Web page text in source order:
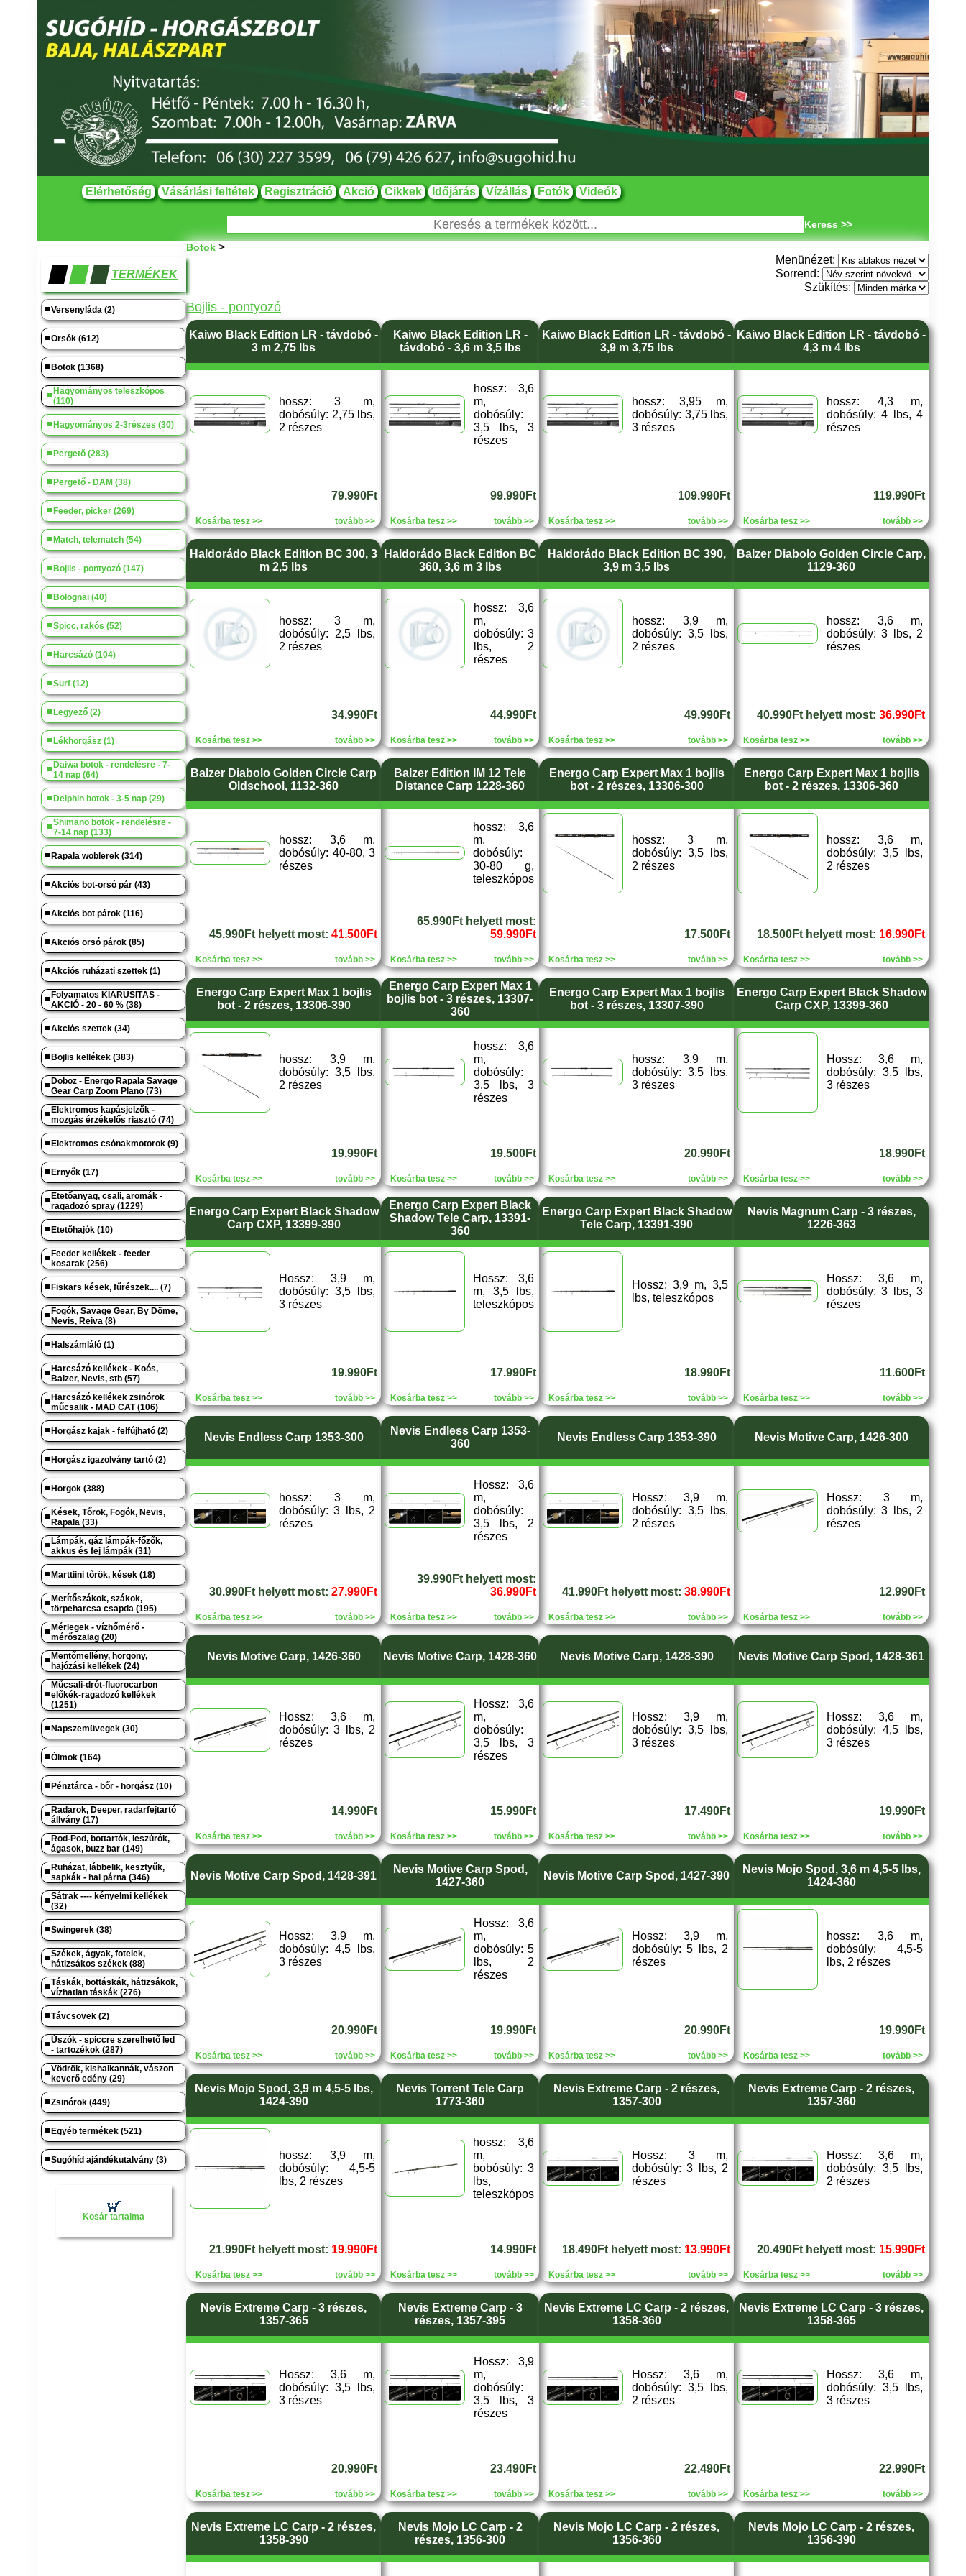
Elérhetőség Vásárlási feltétek Regisztráció Akció Cikkek Időjárás Vízállás Fotók Videók
Keress >>
TERMÉKEK
Versenyláda (2)
Orsók (612)
Botok (1368)
Hagyományos teleszkópos
(110)
Hagyományos 2-3részes (30)
Pergető (283)
Pergető - DAM (38)
Feeder, picker (269)
Match, telematch (54)
Bojlis - pontyozó (147)
Bolognai (40)
Spicc, rakós (52)
Harcsázó (104)
Surf (12)
Legyező (2)
Lékhorgász (1)
Daiwa botok - rendelésre - 7-
14 nap (64)
Delphin botok - 3-5 nap (29)
Shimano botok - rendelésre -
7-14 nap (133)
Rapala woblerek (314)
Akciós bot-orsó pár (43)
Akciós bot párok (116)
Akciós orsó párok (85)
Akciós ruházati szettek (1)
Folyamatos KIÁRUSÍTÁS -
AKCIÓ - 20 - 60 % (38)
Akciós szettek (34)
Bojlis kellékek (383)
Doboz - Energo Rapala Savage
Gear Carp Zoom Plano (73)
Elektromos kapásjelzők -
mozgás érzékelős riasztó (74)
Elektromos csónakmotorok (9)
Ernyők (17)
Etetőanyag, csali, aromák -
ragadozó spray (1229)
Etetőhajók (10)
Feeder kellékek - feeder
kosarak (256)
Fiskars kések, fűrészek.... (7)
Fogók, Savage Gear, By Döme,
Nevis, Reiva (8)
Halszámláló (1)
Harcsázó kellékek - Koós,
Balzer, Nevis, stb (57)
Harcsázó kellékek zsinórok
műcsalik - MAD CAT (106)
Horgász kajak - felfújható (2)
Horgász igazolvány tartó (2)
Horgok (388)
Kések, Tőrök, Fogók, Nevis,
Rapala (33)
Lámpák, gáz lámpák-főzők,
akkus és fej lámpák (31)
Marttiini tőrök, kések (18)
Merítőszákok, szákok,
törpeharcsa csapda (195)
Mérlegek - vízhőmérő -
mérőszalag (20)
Mentőmellény, horgony,
hajózási kellékek (24)
Műcsali-drót-fluorocarbon
előkék-ragadozó kellékek
(1251)
Napszemüvegek (30)
Ólmok (164)
Pénztárca - bőr - horgász (10)
Radarok, Deeper, radarfejtartó
állvány (17)
Rod-Pod, bottartók, leszúrók,
ágasok, buzz bar (149)
Ruházat, lábbelik, kesztyűk,
sapkák - hal párna (346)
Sátrak ---- kényelmi kellékek
(32)
Swingerek (38)
Székek, ágyak, fotelek,
hátizsákos székek (88)
Táskák, bottáskák, hátizsákok,
vízhatlan táskák (276)
Távcsövek (2)
Úszók - spiccre szerelhető led
- tartozékok (287)
Vödrök, kishalkannák, vászon
keverő edény (29)
Zsinórok (449)
Egyéb termékek (521)
Sugóhíd ajándékutalvány (3)
Kosár tartalma
Botok >
Menünézet:
Sorrend:
Szükítés:
Bojlis - pontyozó
Kaiwo Black Edition LR - távdobó -
3 m 2,75 lbs
hossz: 3 m,
dobósúly: 2,75 lbs,
2 részes
79.990Ft
Kosárba tesz >> tovább >>
Kaiwo Black Edition LR -
távdobó - 3,6 m 3,5 lbs
hossz: 3,6
m,
dobósúly:
3,5 lbs, 3
részes
99.990Ft
Kosárba tesz >> tovább >>
Kaiwo Black Edition LR - távdobó -
3,9 m 3,75 lbs
hossz: 3,95 m,
dobósúly: 3,75 lbs,
3 részes
109.990Ft
Kosárba tesz >> tovább >>
Kaiwo Black Edition LR - távdobó -
4,3 m 4 lbs
hossz: 4,3 m,
dobósúly: 4 lbs, 4
részes
119.990Ft
Kosárba tesz >> tovább >>
Haldorádo Black Edition BC 300, 3
m 2,5 lbs
hossz: 3 m,
dobósúly: 2,5 lbs,
2 részes
34.990Ft
Kosárba tesz >> tovább >>
Haldorádo Black Edition BC
360, 3,6 m 3 lbs
hossz: 3,6
m,
dobósúly: 3
lbs, 2
részes
44.990Ft
Kosárba tesz >> tovább >>
Haldorádo Black Edition BC 390,
3,9 m 3,5 lbs
hossz: 3,9 m,
dobósúly: 3,5 lbs,
2 részes
49.990Ft
Kosárba tesz >> tovább >>
Balzer Diabolo Golden Circle Carp,
1129-360
hossz: 3,6 m,
dobósúly: 3 lbs, 2
részes
40.990Ft helyett most: 36.990Ft
Kosárba tesz >> tovább >>
Balzer Diabolo Golden Circle Carp
Oldschool, 1132-360
hossz: 3,6 m,
dobósúly: 40-80, 3
részes
45.990Ft helyett most: 41.500Ft
Kosárba tesz >> tovább >>
Balzer Edition IM 12 Tele
Distance Carp 1228-360
hossz: 3,6
m,
dobósúly:
30-80 g,
teleszkópos
65.990Ft helyett most:
59.990Ft
Kosárba tesz >> tovább >>
Energo Carp Expert Max 1 bojlis
bot - 2 részes, 13306-300
hossz: 3 m,
dobósúly: 3,5 lbs,
2 részes
17.500Ft
Kosárba tesz >> tovább >>
Energo Carp Expert Max 1 bojlis
bot - 2 részes, 13306-360
hossz: 3,6 m,
dobósúly: 3,5 lbs,
2 részes
18.500Ft helyett most: 16.990Ft
Kosárba tesz >> tovább >>
Energo Carp Expert Max 1 bojlis
bot - 2 részes, 13306-390
hossz: 3,9 m,
dobósúly: 3,5 lbs,
2 részes
19.990Ft
Kosárba tesz >> tovább >>
Energo Carp Expert Max 1
bojlis bot - 3 részes, 13307-
360
hossz: 3,6
m,
dobósúly:
3,5 lbs, 3
részes
19.500Ft
Kosárba tesz >> tovább >>
Energo Carp Expert Max 1 bojlis
bot - 3 részes, 13307-390
hossz: 3,9 m,
dobósúly: 3,5 lbs,
3 részes
20.990Ft
Kosárba tesz >> tovább >>
Energo Carp Expert Black Shadow
Carp CXP, 13399-360
Hossz: 3,6 m,
dobósúly: 3,5 lbs,
3 részes
18.990Ft
Kosárba tesz >> tovább >>
Energo Carp Expert Black Shadow
Carp CXP, 13399-390
Hossz: 3,9 m,
dobósúly: 3,5 lbs,
3 részes
19.990Ft
Kosárba tesz >> tovább >>
Energo Carp Expert Black
Shadow Tele Carp, 13391-
360
Hossz: 3,6
m, 3,5 lbs,
teleszkópos
17.990Ft
Kosárba tesz >> tovább >>
Energo Carp Expert Black Shadow
Tele Carp, 13391-390
Hossz: 3,9 m, 3,5
lbs, teleszkópos
18.990Ft
Kosárba tesz >> tovább >>
Nevis Magnum Carp - 3 részes,
1226-363
Hossz: 3,6 m,
dobósúly: 3 lbs, 3
részes
11.600Ft
Kosárba tesz >> tovább >>
Nevis Endless Carp 1353-300
hossz: 3 m,
dobósúly: 3 lbs, 2
részes
30.990Ft helyett most: 27.990Ft
Kosárba tesz >> tovább >>
Nevis Endless Carp 1353-
360
Hossz: 3,6
m,
dobósúly:
3,5 lbs, 2
részes
39.990Ft helyett most:
36.990Ft
Kosárba tesz >> tovább >>
Nevis Endless Carp 1353-390
Hossz: 3,9 m,
dobósúly: 3,5 lbs,
2 részes
41.990Ft helyett most: 38.990Ft
Kosárba tesz >> tovább >>
Nevis Motive Carp, 1426-300
Hossz: 3 m,
dobósúly: 3 lbs, 2
részes
12.990Ft
Kosárba tesz >> tovább >>
Nevis Motive Carp, 1426-360
Hossz: 3,6 m,
dobósúly: 3 lbs, 2
részes
14.990Ft
Kosárba tesz >> tovább >>
Nevis Motive Carp, 1428-360
Hossz: 3,6
m,
dobósúly:
3,5 lbs, 3
részes
15.990Ft
Kosárba tesz >> tovább >>
Nevis Motive Carp, 1428-390
Hossz: 3,9 m,
dobósúly: 3,5 lbs,
3 részes
17.490Ft
Kosárba tesz >> tovább >>
Nevis Motive Carp Spod, 1428-361
Hossz: 3,6 m,
dobósúly: 4,5 lbs,
3 részes
19.990Ft
Kosárba tesz >> tovább >>
Nevis Motive Carp Spod, 1428-391
Hossz: 3,9 m,
dobósúly: 4,5 lbs,
3 részes
20.990Ft
Kosárba tesz >> tovább >>
Nevis Motive Carp Spod,
1427-360
Hossz: 3,6
m,
dobósúly: 5
lbs, 2
részes
19.990Ft
Kosárba tesz >> tovább >>
Nevis Motive Carp Spod, 1427-390
Hossz: 3,9 m,
dobósúly: 5 lbs, 2
részes
20.990Ft
Kosárba tesz >> tovább >>
Nevis Mojo Spod, 3,6 m 4,5-5 lbs,
1424-360
hossz: 3,6 m,
dobósúly: 4,5-5
lbs, 2 részes
19.990Ft
Kosárba tesz >> tovább >>
Nevis Mojo Spod, 3,9 m 4,5-5 lbs,
1424-390
hossz: 3,9 m,
dobósúly: 4,5-5
lbs, 2 részes
21.990Ft helyett most: 19.990Ft
Kosárba tesz >> tovább >>
Nevis Torrent Tele Carp
1773-360
hossz: 3,6
m,
bobósúly: 3
lbs,
teleszkópos
14.990Ft
Kosárba tesz >> tovább >>
Nevis Extreme Carp - 2 részes,
1357-300
Hossz: 3 m,
dobósúly: 3 lbs, 2
részes
18.490Ft helyett most: 13.990Ft
Kosárba tesz >> tovább >>
Nevis Extreme Carp - 2 részes,
1357-360
Hossz: 3,6 m,
dobósúly: 3,5 lbs,
2 részes
20.490Ft helyett most: 15.990Ft
Kosárba tesz >> tovább >>
Nevis Extreme Carp - 3 részes,
1357-365
Hossz: 3,6 m,
dobósúly: 3,5 lbs,
3 részes
20.990Ft
Kosárba tesz >> tovább >>
Nevis Extreme Carp - 3
részes, 1357-395
Hossz: 3,9
m,
dobósúly:
3,5 lbs, 3
részes
23.490Ft
Kosárba tesz >> tovább >>
Nevis Extreme LC Carp - 2 részes,
1358-360
Hossz: 3,6 m,
dobósúly: 3,5 lbs,
2 részes
22.490Ft
Kosárba tesz >> tovább >>
Nevis Extreme LC Carp - 3 részes,
1358-365
Hossz: 3,6 m,
dobósúly: 3,5 lbs,
3 részes
22.990Ft
Kosárba tesz >> tovább >>
Nevis Extreme LC Carp - 2 részes,
1358-390
Nevis Mojo LC Carp - 2
részes, 1356-300
Nevis Mojo LC Carp - 2 részes,
1356-360
Nevis Mojo LC Carp - 2 részes,
1356-390